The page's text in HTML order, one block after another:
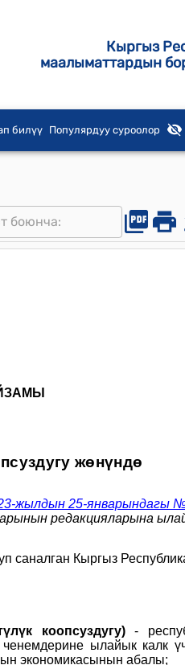
Кыргыз
маалыматтардын
билүү Популярдуу суроолор